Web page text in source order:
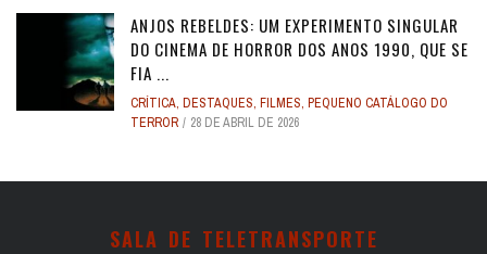
ANJOS REBELDES: UM EXPERIMENTO SINGULAR
DO CINEMA DE HORROR DOS ANOS 1990, QUE SE
FIA ...
CRÍTICA, DESTAQUES, FILMES, PEQUENO CATÁLOGO DO
TERROR
28 DE ABRIL DE 2026
SALA DE TELETRANSPORTE